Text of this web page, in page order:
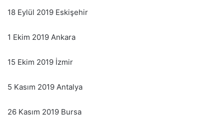
18 Eylül 2019 Eskişehir
1 Ekim 2019 Ankara
15 Ekim 2019 İzmir
5 Kasım 2019 Antalya
26 Kasım 2019 Bursa